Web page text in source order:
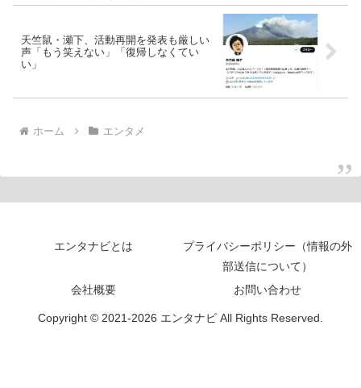
天竺鼠・瀬下、活動再開を発表も厳しい
声「もう笑えない」「復帰しなくてい
い」
ホーム エンタメ
エンタナビとは
プライバシーポリシー（情報の外
部送信について）
会社概要
お問い合わせ
Copyright © 2021-2026 エンタナビ All Rights Reserved.